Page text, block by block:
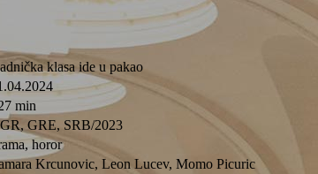
klasa ide u pakao
min
GRE, SRB/2023
horor
Krcunovic, Leon Lucev, Momo Picuric